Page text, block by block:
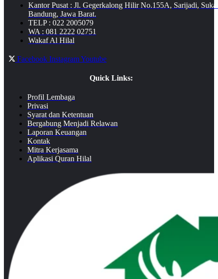
Kantor Pusat : Jl. Gegerkalong Hilir No.155A, Sarijadi,
Bandung, Jawa Barat.
TELP : 022 2005079
WA : 081 2222 02751
Wakaf Al Hilal
Facebook InstagramYoutube
Quick Links:
Profil Lembaga
Privasi
Syarat dan Ketentuan
Bergabung Menjadi Relawan
Laporan Keuangan
Kontak
Mitra Kerjasama
Aplikasi Quran Hilal